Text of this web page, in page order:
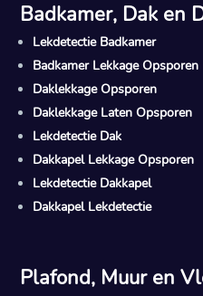
Badkamer, Dak en
Lekdetectie Badkamer
Badkamer Lekkage Opsporen
Daklekkage Opsporen
Daklekkage Laten Opsporen
Lekdetectie Dak
Dakkapel Lekkage Opsporen
Lekdetectie Dakkapel
Dakkapel Lekdetectie
Plafond, Muur en